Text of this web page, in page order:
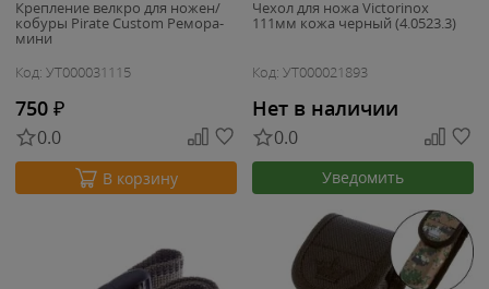
Крепление велкро для ножен/
кобуры Pirate Custom Ремора-
мини
Код: УТ000031115
750 ₽
0.0
В корзину
Чехол для ножа Victorinox
111мм кожа черный (4.0523.3)
Код: УТ000021893
Нет в наличии
0.0
Уведомить